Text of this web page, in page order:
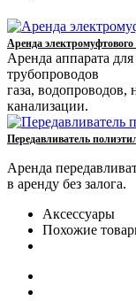
Аренда
Аренда аппарата
трубопроводов
газа, водопроводов,
канализации.
Передавливатель
Аренда
в аренду без залога.
Аксессуары
Похожие